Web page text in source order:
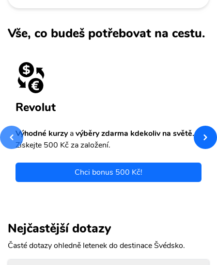
Vše, co budeš potřebovat na cestu.
Revolut
Výhodné kurzyavýběry zdarma kdekoliv na světě.
Získejte 500 Kč za založení.
Chci bonus 500 Kč!
Nejčastější dotazy
Časté dotazy ohledně letenek do destinace Švédsko.